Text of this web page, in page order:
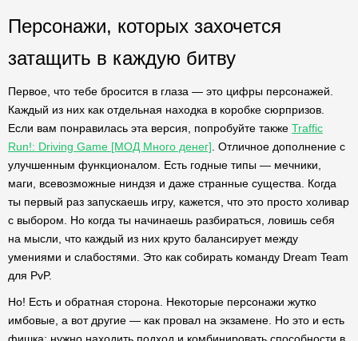
Персонажи, которых захочется
затащить в каждую битву
Первое, что тебе бросится в глаза — это цифры персонажей.
Каждый из них как отдельная находка в коробке сюрпризов.
Если вам понравилась эта версия, попробуйте также Traffic
Run!: Driving Game [МОД Много денег] . Отличное дополнение с
улучшенным функционалом. Есть годные типы — мечники,
маги, всевозможные ниндзя и даже странные существа. Когда
ты первый раз запускаешь игру, кажется, что это просто холивар
с выбором. Но когда ты начинаешь разбираться, ловишь себя
на мысли, что каждый из них круто балансирует между
умениями и слабостями. Это как собирать команду Dream Team
для PvP.
Но! Есть и обратная сторона. Некоторые персонажи жутко
имбовые, а вот другие — как провал на экзамене. Но это и есть